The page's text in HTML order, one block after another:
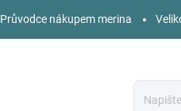
Průvodce nákupem merina